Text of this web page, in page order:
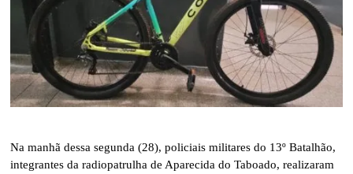
Na manhã dessa segunda (28), policiais militares do 13º Batalhão,
integrantes da radiopatrulha de Aparecida do Taboado, realizaram